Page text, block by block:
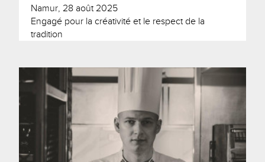
Namur, 28 août 2025
Engagé pour la créativité et le respect de la
tradition